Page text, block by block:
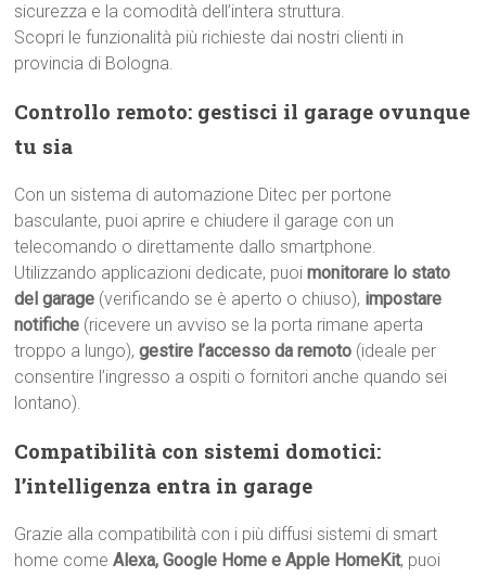
sicurezza e la comodità dell’intera struttura.
Scopri le funzionalità più richieste dai nostri clienti in
provincia di Bologna.
Controllo remoto: gestisci il garage ovunque
tu sia
Con un sistema di automazione Ditec per portone
basculante, puoi aprire e chiudere il garage con un
telecomando o direttamente dallo smartphone.
Utilizzando applicazioni dedicate, puoimonitorare lo stato
del garage (verificando se è aperto o chiuso), impostare
notifiche (ricevere un avviso se la porta rimane aperta
troppo a lungo),gestire l’accesso da remoto (ideale per
consentire l’ingresso a ospiti o fornitori anche quando sei
lontano).
Compatibilità con sistemi domotici:
l’intelligenza entra in garage
Grazie alla compatibilità con i più diffusi sistemi di smart
home comeAlexa, Google Home e Apple HomeKit, puoi